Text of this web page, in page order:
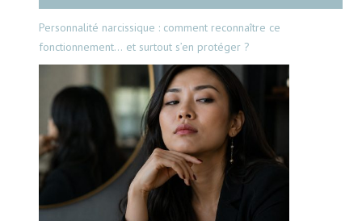
Personnalité narcissique : comment reconnaître ce
fonctionnement… et surtout s’en protéger ?